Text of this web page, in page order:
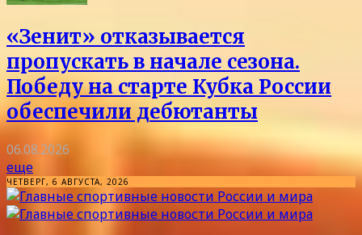
«Зенит» отказывается
пропускать в начале сезона.
Победу на старте Кубка России
обеспечили дебютанты
06.08.2026
еще
ЧЕТВЕРГ, 6 АВГУСТА, 2026